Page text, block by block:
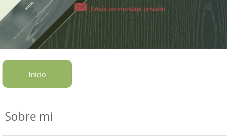
Envía un mensaje privado
Inicio
Sobre mi